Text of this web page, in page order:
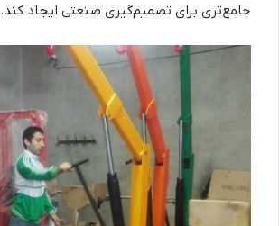
جامع‌تری برای تصمیم‌گیری صنعتی ایجاد کند.